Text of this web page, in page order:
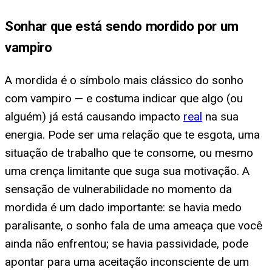
Sonhar que está sendo mordido por um
vampiro
A mordida é o símbolo mais clássico do sonho
com vampiro — e costuma indicar que algo (ou
alguém) já está causando impacto real na sua
energia. Pode ser uma relação que te esgota, uma
situação de trabalho que te consome, ou mesmo
uma crença limitante que suga sua motivação. A
sensação de vulnerabilidade no momento da
mordida é um dado importante: se havia medo
paralisante, o sonho fala de uma ameaça que você
ainda não enfrentou; se havia passividade, pode
apontar para uma aceitação inconsciente de um